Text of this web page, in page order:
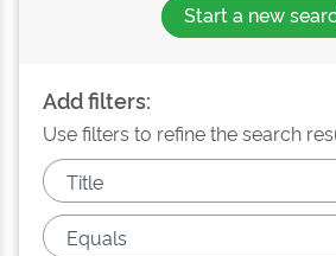
Start a new
Add filters:
Use filters to refine the search